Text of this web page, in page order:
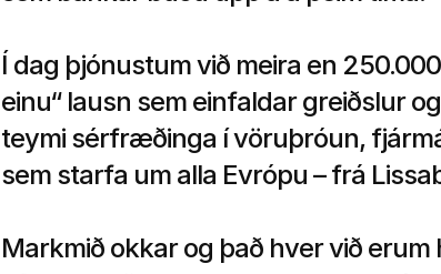
Í dag þjónustum við meira en
einu“ lausn sem einfaldar greiðslur
teymi sérfræðinga í vöruþróun,
sem starfa um alla Evrópu – frá
Markmið okkar og það hver við